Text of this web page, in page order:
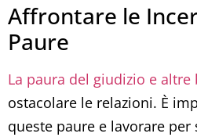
Affrontare le
Paure
La paura del giudizio e altre
ostacolare le relazioni. È
queste paure e lavorare per